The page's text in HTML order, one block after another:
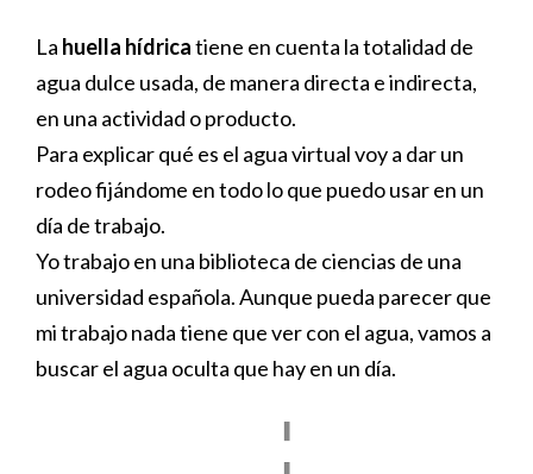
La huella hídricatiene en cuenta la totalidad de
agua dulce usada, de manera directa e indirecta,
en una actividad o producto.
Para explicar qué es el agua virtual voy a dar un
rodeo fijándome en todo lo que puedo usar en un
día de trabajo.
Yo trabajo en una biblioteca de ciencias de una
universidad española. Aunque pueda parecer que
mi trabajo nada tiene que ver con el agua, vamos a
buscar el agua oculta que hay en un día.